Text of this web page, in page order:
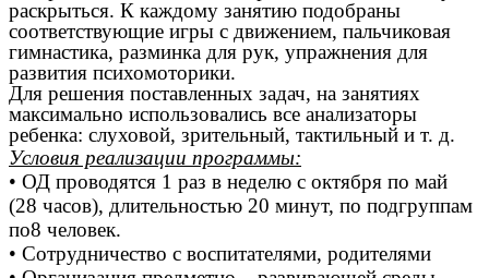
раскрыться. К каждому занятию подобраны
соответствующие игры с движением, пальчиковая
гимнастика, разминка для рук, упражнения для
развития психомоторики.
Для решения поставленных задач, на занятиях
максимально использовались все анализаторы
ребенка: слуховой, зрительный, тактильный и т. д.
Условия реализации программы:
• ОД проводятся 1 раз в неделю с октября по май
(28 часов), длительностью 20 минут, по подгруппам
по8 человек.
• Сотрудничество с воспитателями, родителями